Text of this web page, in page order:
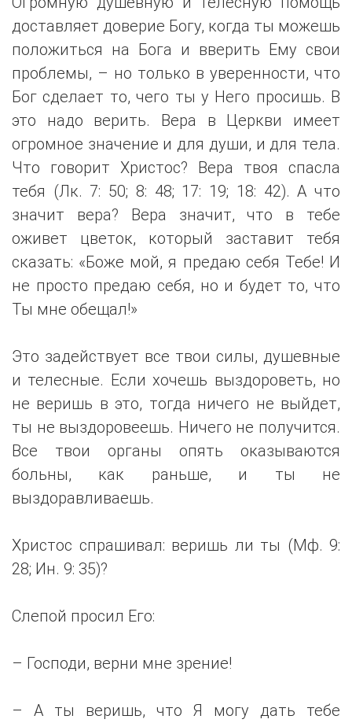
доставляет доверие Богу, когда ты можешь
положиться на Бога и вверить Ему свои
проблемы, – но только в уверенности, что
Бог сделает то, чего ты у Него просишь. В
это надо верить. Вера в Церкви имеет
огромное значение и для души, и для тела.
Что говорит Христос? Вера твоя спасла
тебя (Лк. 7: 50; 8: 48; 17: 19; 18: 42). А что
значит вера? Вера значит, что в тебе
оживет цветок, который заставит тебя
сказать: «Боже мой, я предаю себя Тебе! И
не просто предаю себя, но и будет то, что
Ты мне обещал!»
Это задействует все твои силы, душевные
и телесные. Если хочешь выздороветь, но
не веришь в это, тогда ничего не выйдет,
ты не выздоровеешь. Ничего не получится.
Все твои органы опять оказываются
больны, как раньше, и ты не
выздоравливаешь.
Христос спрашивал: веришь ли ты (Мф. 9:
28; Ин. 9: 35)?
Слепой просил Его:
– Господи, верни мне зрение!
– А ты веришь, что Я могу дать тебе